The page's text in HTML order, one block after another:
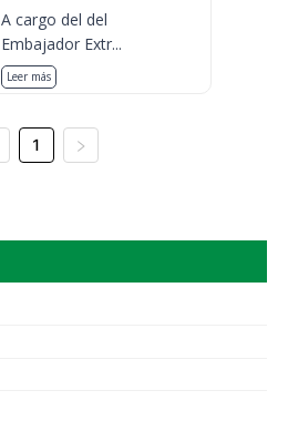
A cargo del del
Embajador Extr...
Leer más
1